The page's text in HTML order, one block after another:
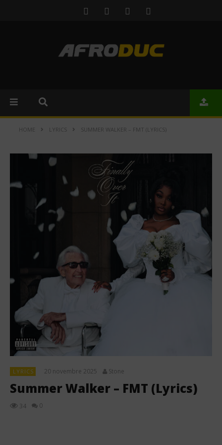
HOME LYRICS SUMMER WALKER – FMT (LYRICS)
LYRICS 20 novembre 2025 Stone
Summer Walker – FMT (Lyrics)
34 0